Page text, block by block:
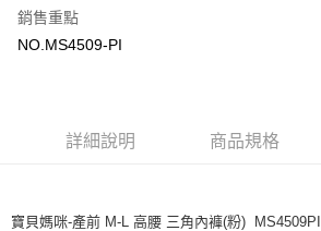
運送方式
付款後全家取貨
7-11取貨付款
銷售重點
NO.MS4509-PI
詳細說明 商品規格
寶貝媽咪-產前 M-L 高腰 三角內褲(粉) MS4509PI